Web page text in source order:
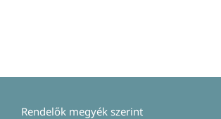
Rendelők megyék szerint